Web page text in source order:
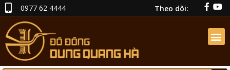
0977 62 4444 Theo dõi: